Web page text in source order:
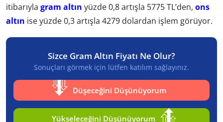
itibarıyla gram altın yüzde 0,8 artışla 5775 TL’den, ons
altın ise yüzde 0,3 artışla 4279 dolardan işlem görüyor.
Sizce Gram Altın Fiyatı Ne Olur?
Sonuçları görmek için lütfen katılım sağlayınız.
Düşeceğini Düşünüyorum
Yükseleceğini Düşünüyorum